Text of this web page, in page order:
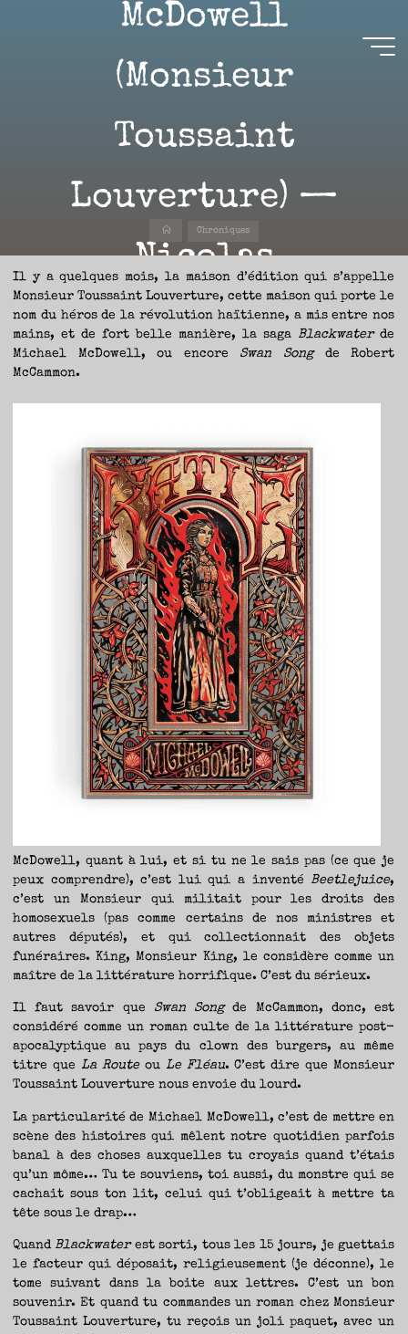
Aire(s)
Libre(s)
CURIOSITÉ
LES
YEUX
OUVERTS
SUR
L’ACTUALITÉ
LITTÉRAIRE
SANS
COURIR
EN
APRÈS
LES
NOUVEAUTÉS.
S’AUTORISER
McDowell
(Monsieur
Toussaint
Louverture) —
Nicolas
1 NOVEMBRE 2024
Nicolas
AccueilChroniques
Il y a quelques mois, la maison d’édition qui s’appelle
Monsieur Toussaint Louverture, cette maison qui porte le
nom du héros de la révolution haïtienne, a mis entre nos
mains, et de fort belle manière, la saga Blackwaterde
Michael McDowell, ou encore Swan Songde Robert
McCammon.
McDowell, quant à lui, et si tu ne le sais pas (ce que je
peux comprendre), c’est lui qui a inventé Beetlejuice,
c’est un Monsieur qui militait pour les droits des
homosexuels (pas comme certains de nos ministres et
autres députés), et qui collectionnait des objets
funéraires. King, Monsieur King, le considère comme un
maître de la littérature horrifique. C’est du sérieux.
Il faut savoir que Swan Songde McCammon, donc, est
considéré comme un roman culte de la littérature post-
apocalyptique au pays du clown des burgers, au même
titre que La Routeou Le Fléau. C’est dire que Monsieur
Toussaint Louverture nous envoie du lourd.
La particularité de Michael McDowell, c’est de mettre en
scène des histoires qui mêlent notre quotidien parfois
banal à des choses auxquelles tu croyais quand t’étais
qu’un môme… Tu te souviens, toi aussi, du monstre qui se
cachait sous ton lit, celui qui t’obligeait à mettre ta
tête sous le drap…
Quand Blackwaterest sorti, tous les 15 jours, je guettais
le facteur qui déposait, religieusement (je déconne), le
tome suivant dans la boite aux lettres. C’est un bon
souvenir. Et quand tu commandes un roman chez Monsieur
Toussaint Louverture, tu reçois un joli paquet, avec un